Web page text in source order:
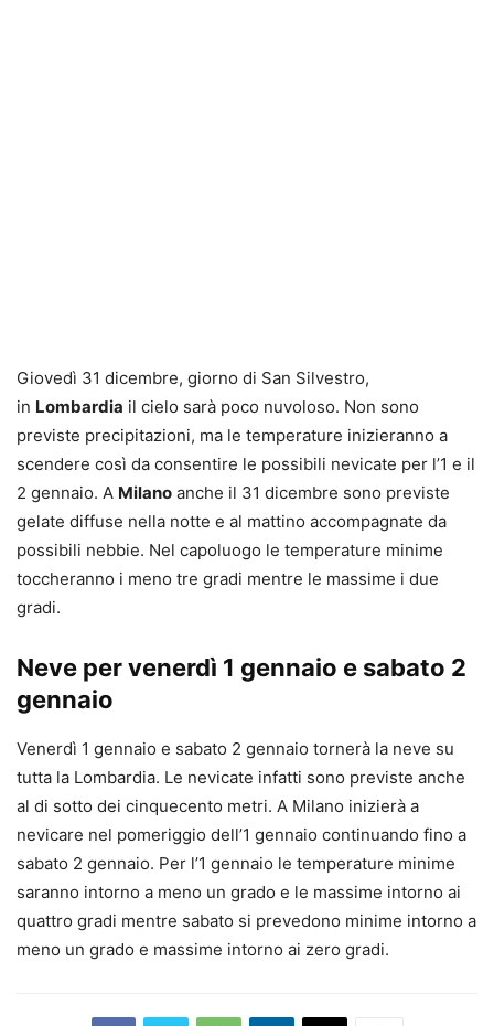
Giovedì 31 dicembre, giorno di San Silvestro,
in Lombardia il cielo sarà poco nuvoloso. Non sono
previste precipitazioni, ma le temperature inizieranno a
scendere così da consentire le possibili nevicate per l’1 e il
2 gennaio. A Milano anche il 31 dicembre sono previste
gelate diffuse nella notte e al mattino accompagnate da
possibili nebbie. Nel capoluogo le temperature minime
toccheranno i meno tre gradi mentre le massime i due
gradi.
Neve per venerdì 1 gennaio e sabato 2
gennaio
Venerdì 1 gennaio e sabato 2 gennaio tornerà la neve su
tutta la Lombardia. Le nevicate infatti sono previste anche
al di sotto dei cinquecento metri. A Milano inizierà a
nevicare nel pomeriggio dell’1 gennaio continuando fino a
sabato 2 gennaio. Per l’1 gennaio le temperature minime
saranno intorno a meno un grado e le massime intorno ai
quattro gradi mentre sabato si prevedono minime intorno a
meno un grado e massime intorno ai zero gradi.